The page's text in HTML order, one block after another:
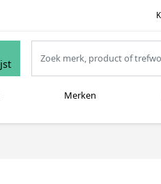
Merken